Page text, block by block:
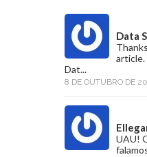
Data
Dat...
8 DE OUTUBRO DE
UAU!